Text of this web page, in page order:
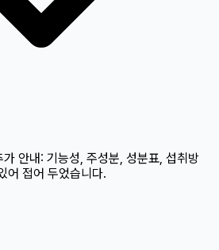
가 안내: 기능성, 주성분, 성분표, 섭취방
어 접어 두었습니다.